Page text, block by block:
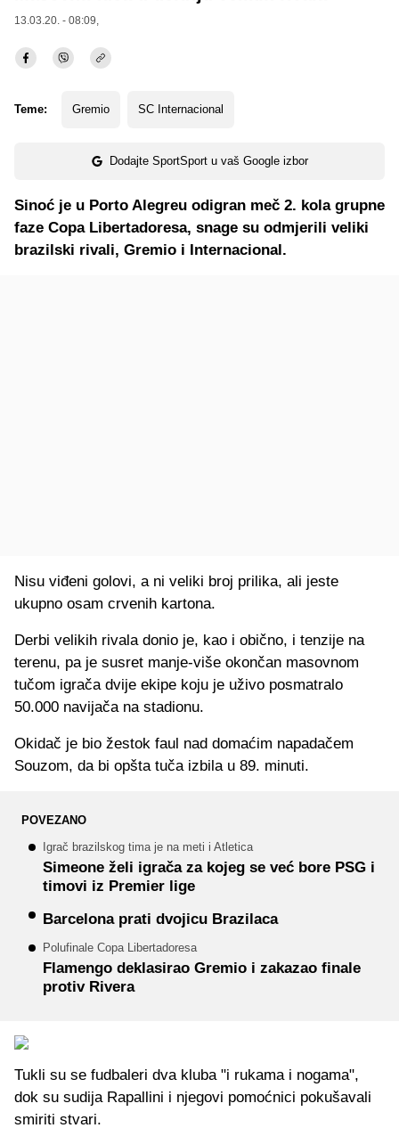
13.03.20. - 08:09,
Teme: Gremio SC Internacional
Dodajte SportSport u vaš Google izbor
Sinoć je u Porto Alegreu odigran meč 2. kola grupne
faze Copa Libertadoresa, snage su odmjerili veliki
brazilski rivali, Gremio i Internacional.
Nisu viđeni golovi, a ni veliki broj prilika, ali jeste
ukupno osam crvenih kartona.
Derbi velikih rivala donio je, kao i obično, i tenzije na
terenu, pa je susret manje-više okončan masovnom
tučom igrača dvije ekipe koju je uživo posmatralo
50.000 navijača na stadionu.
Okidač je bio žestok faul nad domaćim napadačem
Souzom, da bi opšta tuča izbila u 89. minuti.
POVEZANO
Igrač brazilskog tima je na meti i Atletica
Simeone želi igrača za kojeg se već bore PSG i
timovi iz Premier lige
Barcelona prati dvojicu Brazilaca
Polufinale Copa Libertadoresa
Flamengo deklasirao Gremio i zakazao finale
protiv Rivera
Tukli su se fudbaleri dva kluba "i rukama i nogama",
dok su sudija Rapallini i njegovi pomoćnici pokušavali
smiriti stvari.